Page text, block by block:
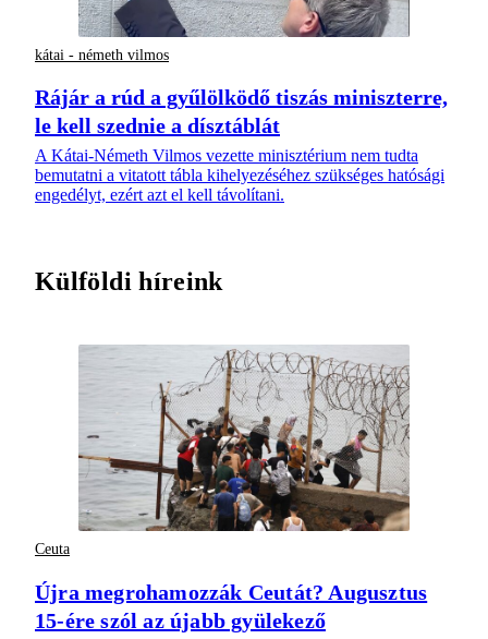
kátai - németh vilmos
Rájár a rúd a gyűlölködő tiszás miniszterre,
le kell szednie a dísztáblát
A Kátai-Németh Vilmos vezette minisztérium nem tudta
bemutatni a vitatott tábla kihelyezéséhez szükséges hatósági
engedélyt, ezért azt el kell távolítani.
Külföldi híreink
Ceuta
Újra megrohamozzák Ceutát? Augusztus
15-ére szól az újabb gyülekező